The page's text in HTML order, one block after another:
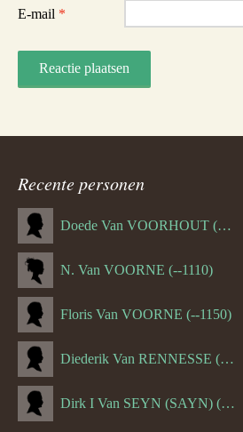
E-mail *
Recente personen
Doede Van VOORHOUT (Van FORNEHOLT) (--1101)
N. Van VOORNE (--1110)
Floris Van VOORNE (--1150)
Diederik Van RENNESSE (--1144)
Dirk I Van SEYN (SAYN) (--1120)